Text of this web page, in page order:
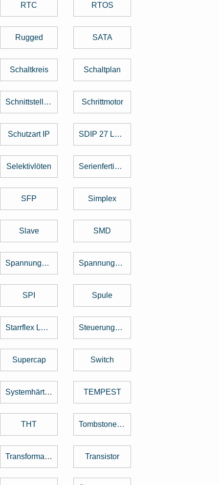
RTC RTOS
Rugged SATA
Schaltkreis Schaltplan
Schnittstellenkarte Schrittmotor
Schutzart IP SDIP 27 Level
Selektivlöten Serienfertigung
SFP Simplex
Slave SMD
Spannungsregler Spannungswandler
SPI Spule
Starrflex Leiterplatten Steuerungstechnik
Supercap Switch
Systemhärtung TEMPEST
THT Tombstone Effekt
Transformator Transistor